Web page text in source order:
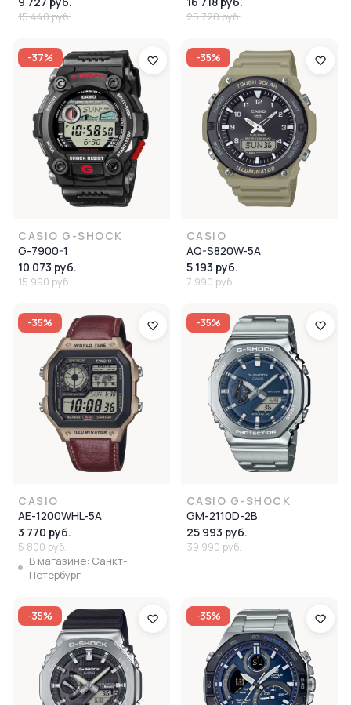
15 440 руб. 25 720 руб.
-37%
CASIO G-SHOCK
G-7900-1
10 073 руб.
15 990 руб.
-35%
CASIO
AQ-S820W-5A
5 193 руб.
7 990 руб.
-35%
CASIO
AE-1200WHL-5A
3 770 руб.
5 800 руб.
В магазине: Санкт-
Петербург
-35%
CASIO G-SHOCK
GM-2110D-2B
25 993 руб.
39 990 руб.
-35% -35%